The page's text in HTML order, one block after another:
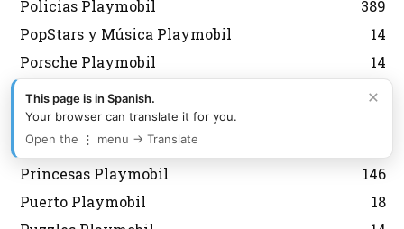
Policias Playmobil
389
PopStars y Música Playmobil
14
Porsche Playmobil
14
Pozos, Fuentes y Árboles Playmobil
25
Preguntas Playmobil
Prehistoria Playmobil
Princesas Playmobil
146
Puerto Playmobil
18
×
This page is in Spanish.
Your browser can translate it for you.
Open the ⋮ menu → Translate